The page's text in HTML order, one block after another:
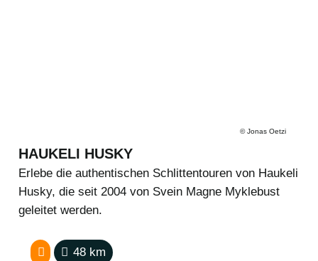
©Jonas Oetzi
HAUKELI HUSKY
Erlebe die authentischen Schlittentouren von Haukeli
Husky, die seit 2004 von Svein Magne Myklebust
geleitet werden.
48 km